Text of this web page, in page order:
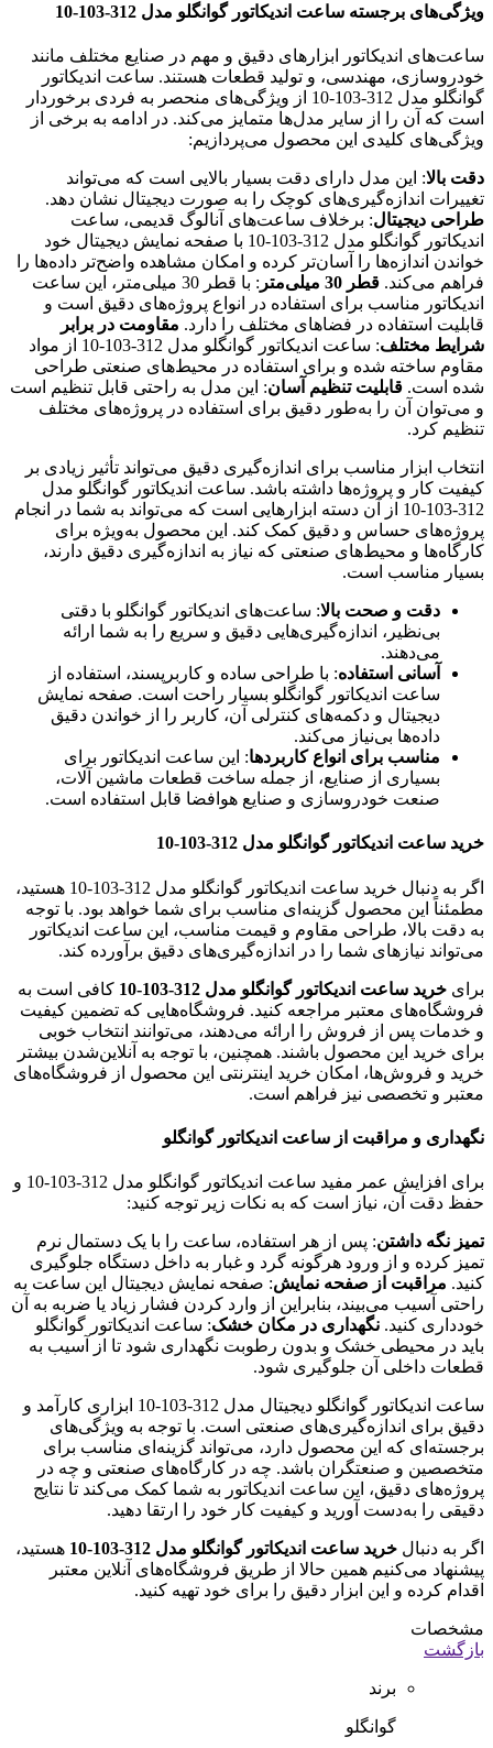
ویژگی‌های برجسته ساعت اندیکاتور گوانگلو مدل 312-103-10
ساعت‌های اندیکاتور ابزارهای دقیق و مهم در صنایع مختلف مانند
خودروسازی، مهندسی، و تولید قطعات هستند. ساعت اندیکاتور
گوانگلو مدل 312-103-10 از ویژگی‌های منحصر به فردی برخوردار
است که آن را از سایر مدل‌ها متمایز می‌کند. در ادامه به برخی از
ویژگی‌های کلیدی این محصول می‌پردازیم:
دقت بالا: این مدل دارای دقت بسیار بالایی است که می‌تواند
تغییرات اندازه‌گیری‌های کوچک را به صورت دیجیتال نشان دهد.
طراحی دیجیتال: برخلاف ساعت‌های آنالوگ قدیمی، ساعت
اندیکاتور گوانگلو مدل 312-103-10 با صفحه نمایش دیجیتال خود
خواندن اندازه‌ها را آسان‌تر کرده و امکان مشاهده واضح‌تر داده‌ها را
فراهم می‌کند. قطر 30 میلی‌متر
: با قطر 30 میلی‌متر، این ساعت
اندیکاتور مناسب برای استفاده در انواع پروژه‌های دقیق است و
قابلیت استفاده در فضاهای مختلف را دارد. مقاومت در برابر
شرایط مختلف
: ساعت اندیکاتور گوانگلو مدل 312-103-10 از مواد
مقاوم ساخته شده و برای استفاده در محیط‌های صنعتی طراحی
شده است. قابلیت تنظیم آسان: این مدل به راحتی قابل تنظیم است
و می‌توان آن را به‌طور دقیق برای استفاده در پروژه‌های مختلف
تنظیم کرد.
انتخاب ابزار مناسب برای اندازه‌گیری دقیق می‌تواند تأثیر زیادی بر
کیفیت کار و پروژه‌ها داشته باشد. ساعت اندیکاتور گوانگلو مدل
312-103-10 از آن دسته ابزارهایی است که می‌تواند به شما در انجام
پروژه‌های حساس و دقیق کمک کند. این محصول به‌ویژه برای
کارگاه‌ها و محیط‌های صنعتی که نیاز به اندازه‌گیری دقیق دارند،
بسیار مناسب است.
دقت و صحت بالا: ساعت‌های اندیکاتور گوانگلو با دقتی
بی‌نظیر، اندازه‌گیری‌هایی دقیق و سریع را به شما ارائه
می‌دهند.
آسانی استفاده: با طراحی ساده و کاربرپسند، استفاده از
ساعت اندیکاتور گوانگلو بسیار راحت است. صفحه نمایش
دیجیتال و دکمه‌های کنترلی آن، کاربر را از خواندن دقیق
داده‌ها بی‌نیاز می‌کند.
مناسب برای انواع کاربردها: این ساعت اندیکاتور برای
بسیاری از صنایع، از جمله ساخت قطعات ماشین آلات،
صنعت خودروسازی و صنایع هوافضا قابل استفاده است.
خرید ساعت اندیکاتور گوانگلو مدل 312-103-10
اگر به دنبال خرید ساعت اندیکاتور گوانگلو مدل 312-103-10 هستید،
مطمئناً این محصول گزینه‌ای مناسب برای شما خواهد بود. با توجه
به دقت بالا، طراحی مقاوم و قیمت مناسب، این ساعت اندیکاتور
می‌تواند نیازهای شما را در اندازه‌گیری‌های دقیق برآورده کند.
برای خرید ساعت اندیکاتور گوانگلو مدل 312-103-10
کافی است به
فروشگاه‌های معتبر مراجعه کنید. فروشگاه‌هایی که تضمین کیفیت
و خدمات پس از فروش را ارائه می‌دهند، می‌توانند انتخاب خوبی
برای خرید این محصول باشند. همچنین، با توجه به آنلاین‌شدن بیشتر
خرید و فروش‌ها، امکان خرید اینترنتی این محصول از فروشگاه‌های
معتبر و تخصصی نیز فراهم است.
نگهداری و مراقبت از ساعت اندیکاتور گوانگلو
برای افزایش عمر مفید ساعت اندیکاتور گوانگلو مدل 312-103-10 و
حفظ دقت آن، نیاز است که به نکات زیر توجه کنید:
تمیز نگه داشتن: پس از هر استفاده، ساعت را با یک دستمال نرم
تمیز کرده و از ورود هرگونه گرد و غبار به داخل دستگاه جلوگیری
کنید. مراقبت از صفحه نمایش: صفحه نمایش دیجیتال این ساعت به
راحتی آسیب می‌بیند، بنابراین از وارد کردن فشار زیاد یا ضربه به آن
خودداری کنید. نگهداری در مکان خشک: ساعت اندیکاتور گوانگلو
باید در محیطی خشک و بدون رطوبت نگهداری شود تا از آسیب به
قطعات داخلی آن جلوگیری شود.
ساعت اندیکاتور گوانگلو دیجیتال مدل 312-103-10 ابزاری کارآمد و
دقیق برای اندازه‌گیری‌های صنعتی است. با توجه به ویژگی‌های
برجسته‌ای که این محصول دارد، می‌تواند گزینه‌ای مناسب برای
متخصصین و صنعتگران باشد. چه در کارگاه‌های صنعتی و چه در
پروژه‌های دقیق، این ساعت اندیکاتور به شما کمک می‌کند تا نتایج
دقیقی را به‌دست آورید و کیفیت کار خود را ارتقا دهید.
اگر به دنبال خرید ساعت اندیکاتور گوانگلو مدل 312-103-10
هستید،
پیشنهاد می‌کنیم همین حالا از طریق فروشگاه‌های آنلاین معتبر
اقدام کرده و این ابزار دقیق را برای خود تهیه کنید.
مشخصات
بازگشت
برند
گوانگلو